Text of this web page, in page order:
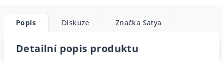
Popis Diskuze Značka Satya
Detailní popis produktu